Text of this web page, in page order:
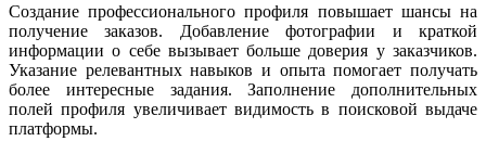
Создание профессионального профиля повышает шансы на
получение заказов. Добавление фотографии и краткой
информации о себе вызывает больше доверия у заказчиков.
Указание релевантных навыков и опыта помогает получать
более интересные задания. Заполнение дополнительных
полей профиля увеличивает видимость в поисковой выдаче
платформы.